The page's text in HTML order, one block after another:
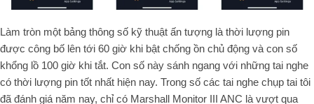
Làm tròn một bảng thông số kỹ thuật ấn tượng là thời lượng pin
được công bố lên tới 60 giờ khi bật chống ồn chủ động và con số
khổng lồ 100 giờ khi tắt. Con số này sánh ngang với những tai nghe
có thời lượng pin tốt nhất hiện nay. Trong số các tai nghe chụp tai tôi
đã đánh giá năm nay, chỉ có Marshall Monitor III ANC là vượt qua